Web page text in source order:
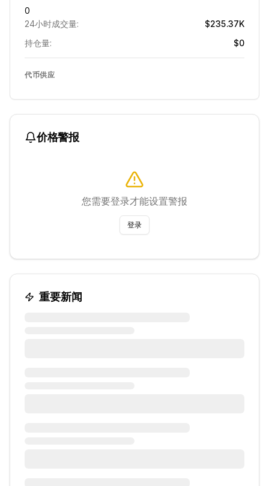
0
24小时成交量:
$235.37K
持仓量:
$0
代币供应
价格警报
您需要登录才能设置警报
登录
重要新闻